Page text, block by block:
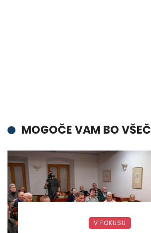
MOGOČE VAM BO VŠEČ
V FOKUSU